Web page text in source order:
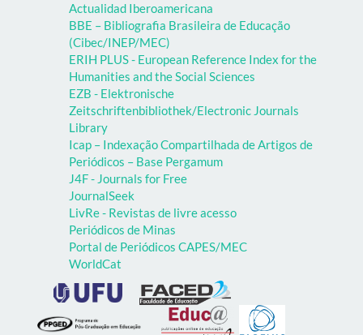
Actualidad Iberoamericana
BBE – Bibliografia Brasileira de Educação
(Cibec/INEP/MEC)
ERIH PLUS - European Reference Index for the
Humanities and the Social Sciences
EZB - Elektronische
Zeitschriftenbibliothek/Electronic Journals
Library
Icap – Indexação Compartilhada de Artigos de
Periódicos – Base Pergamum
J4F - Journals for Free
JournalSeek
LivRe - Revistas de livre acesso
Periódicos de Minas
Portal de Periódicos CAPES/MEC
WorldCat